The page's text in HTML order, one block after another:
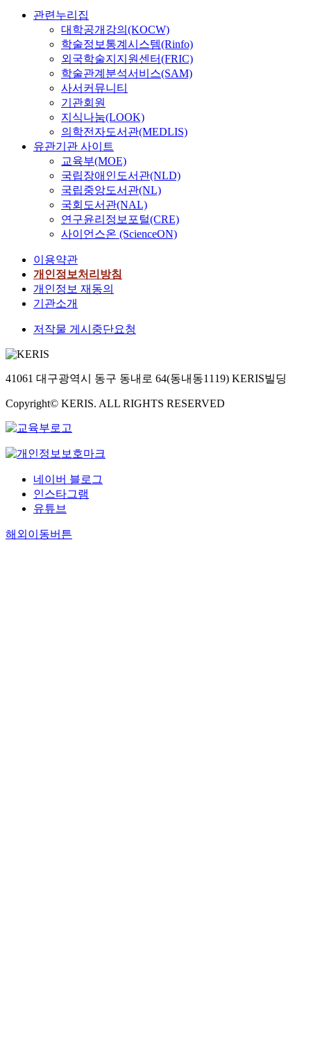
관련누리집
대학공개강의(KOCW)
학술정보통계시스템(Rinfo)
외국학술지지원센터(FRIC)
학술관계분석서비스(SAM)
사서커뮤니티
기관회원
지식나눔(LOOK)
의학전자도서관(MEDLIS)
유관기관 사이트
교육부(MOE)
국립장애인도서관(NLD)
국립중앙도서관(NL)
국회도서관(NAL)
연구윤리정보포털(CRE)
사이언스온 (ScienceON)
이용약관
개인정보처리방침
개인정보 재동의
기관소개
저작물 게시중단요청
41061 대구광역시 동구 동내로 64(동내동1119) KERIS빌딩
Copyright© KERIS. ALL RIGHTS RESERVED
네이버 블로그
인스타그램
유튜브
해외이동버튼